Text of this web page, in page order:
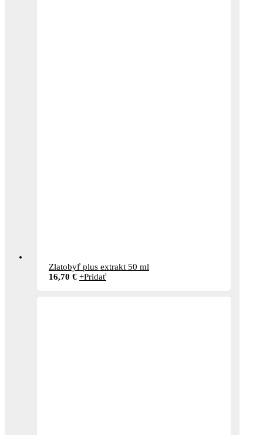
Zlatobyľ plus extrakt 50 ml
16,70 € +Pridať